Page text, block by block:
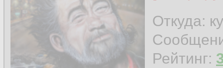
Откуда:
Рейтинг: